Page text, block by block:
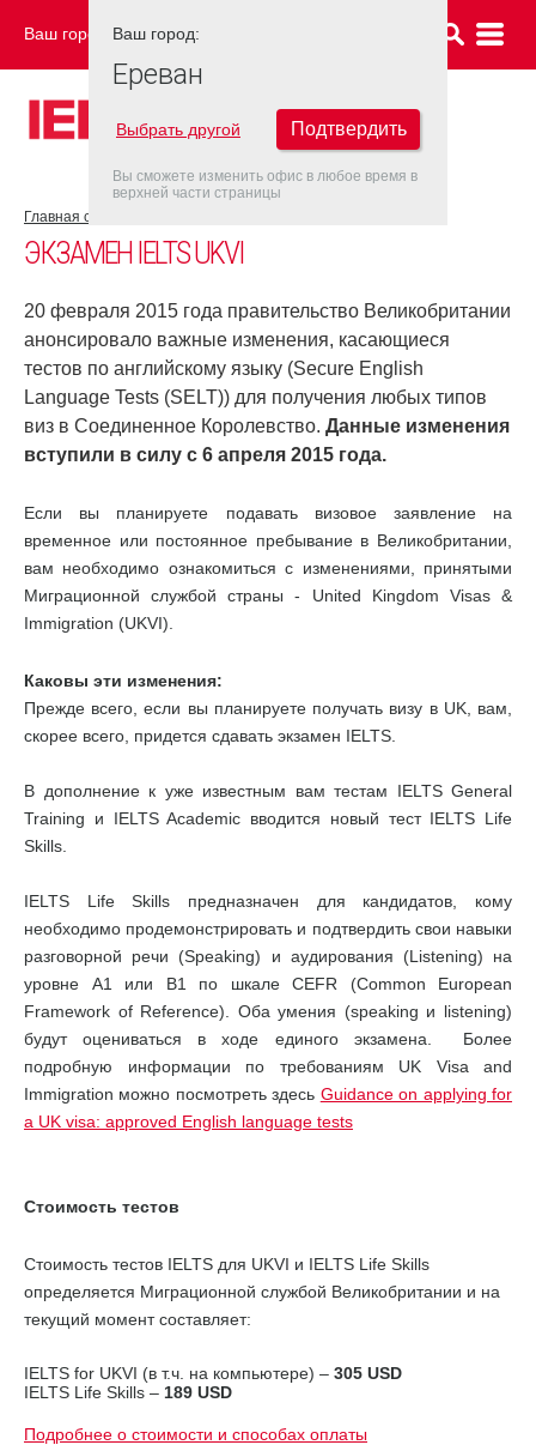
Ваш город: ЕРЕВАН
Главная страница
ЭКЗАМЕН IELTS UKVI
20 февраля 2015 года правительство Великобритании
анонсировало важные изменения, касающиеся
тестов по английскому языку (Secure English
Language Tests (SELT)) для получения любых типов
виз в Соединенное Королевство. Данные изменения
вступили в силу с 6 апреля 2015 года.
Если вы планируете подавать визовое заявление на
временное или постоянное пребывание в Великобритании,
вам необходимо ознакомиться с изменениями, принятыми
Миграционной службой страны - United Kingdom Visas &
Immigration (UKVI).
Каковы эти изменения:
Прежде всего, если вы планируете получать визу в UK, вам,
скорее всего, придется сдавать экзамен IELTS.
В дополнение к уже известным вам тестам IELTS General
Training и IELTS Academic вводится новый тест IELTS Life
Skills.
IELTS Life Skills предназначен для кандидатов, кому
необходимо продемонстрировать и подтвердить свои навыки
разговорной речи (Speaking) и аудирования (Listening) на
уровне А1 или В1 по шкале CEFR (Common European
Framework of Reference). Оба умения (speaking и listening)
будут оцениваться в ходе единого экзамена. Более
подробную информации по требованиям UK Visa and
Immigration можно посмотреть здесь Guidance on applying for
a UK visa: approved English language tests
Стоимость тестов
Стоимость тестов IELTS для UKVI и IELTS Life Skills
определяется Миграционной службой Великобритании и на
текущий момент составляет:
IELTS for UKVI (в т.ч. на компьютере) – 305 USD
IELTS Life Skills – 189 USD
Подробнее о стоимости и способах оплаты
Ваш город:
Ереван
Выбрать другой Подтвердить
Вы сможете изменить офис в любое время в
верхней части страницы